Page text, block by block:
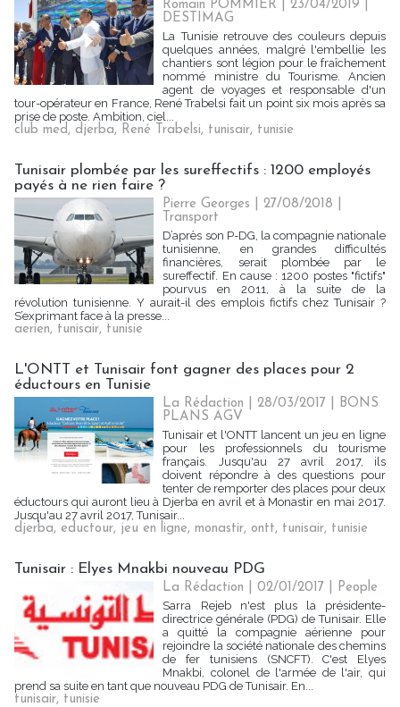
Romain POMMIER | 23/04/2019
DESTIMAG
La Tunisie retrouve des couleurs depuis
quelques années, malgré l'embellie les
chantiers sont légion pour le fraîchement
nommé ministre du Tourisme. Ancien
agent de voyages et responsable d'un
tour-opérateur en France, René Trabelsi fait un point six mois après sa
prise de poste. Ambition, ciel...
club med, djerba, René Trabelsi, tunisair, tunisie
Tunisair plombée par les sureffectifs : 1200 employés
payés à ne rien faire ?
Pierre Georges | 27/08/2018
Transport
D’après son P-DG, la compagnie nationale
tunisienne, en grandes difficultés
financières, serait plombée par le
sureffectif. En cause : 1200 postes "fictifs"
pourvus en 2011, à la suite de la
révolution tunisienne. Y aurait-il des emplois fictifs chez Tunisair ?
S’exprimant face à la presse...
aerien, tunisair, tunisie
L'ONTT et Tunisair font gagner des places pour 2
éductours en Tunisie
La Rédaction | 28/03/2017
BONS
PLANS AGV
Tunisair et l'ONTT lancent un jeu en ligne
pour les professionnels du tourisme
français. Jusqu'au 27 avril 2017, ils
doivent répondre à des questions pour
tenter de remporter des places pour deux
éductours qui auront lieu à Djerba en avril et à Monastir en mai 2017.
Jusqu'au 27 avril 2017, Tunisair...
djerba, eductour, jeu en ligne, monastir, ontt, tunisair, tunisie
Tunisair : Elyes Mnakbi nouveau PDG
La Rédaction | 02/01/2017
People
Sarra Rejeb n'est plus la présidente-
directrice générale (PDG) de Tunisair. Elle
a quitté la compagnie aérienne pour
rejoindre la société nationale des chemins
de fer tunisiens (SNCFT). C'est Elyes
Mnakbi, colonel de l'armée de l'air, qui
prend sa suite en tant que nouveau PDG de Tunisair. En...
tunisair, tunisie